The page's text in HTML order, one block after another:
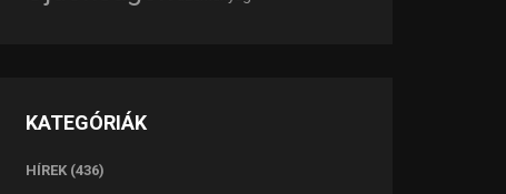
KATEGÓRIÁK
HÍREK (436)